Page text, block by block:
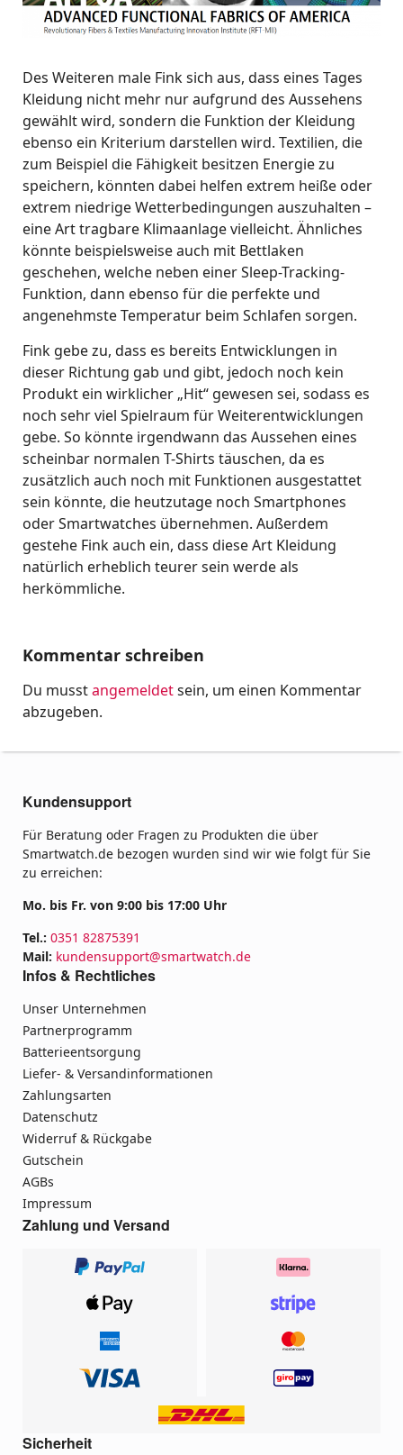
Des Weiteren male Fink sich aus, dass eines Tages
Kleidung nicht mehr nur aufgrund des Aussehens
gewählt wird, sondern die Funktion der Kleidung
ebenso ein Kriterium darstellen wird. Textilien, die
zum Beispiel die Fähigkeit besitzen Energie zu
speichern, könnten dabei helfen extrem heiße oder
extrem niedrige Wetterbedingungen auszuhalten –
eine Art tragbare Klimaanlage vielleicht. Ähnliches
könnte beispielsweise auch mit Bettlaken
geschehen, welche neben einer Sleep-Tracking-
Funktion, dann ebenso für die perfekte und
angenehmste Temperatur beim Schlafen sorgen.
Fink gebe zu, dass es bereits Entwicklungen in
dieser Richtung gab und gibt, jedoch noch kein
Produkt ein wirklicher „Hit“ gewesen sei, sodass es
noch sehr viel Spielraum für Weiterentwicklungen
gebe. So könnte irgendwann das Aussehen eines
scheinbar normalen T-Shirts täuschen, da es
zusätzlich auch noch mit Funktionen ausgestattet
sein könnte, die heutzutage noch Smartphones
oder Smartwatches übernehmen. Außerdem
gestehe Fink auch ein, dass diese Art Kleidung
natürlich erheblich teurer sein werde als
herkömmliche.
Kommentar schreiben
Du musstangemeldetsein, um einen Kommentar
abzugeben.
Kundensupport
Für Beratung oder Fragen zu Produkten die über
Smartwatch.de bezogen wurden sind wir wie folgt für Sie
zu erreichen:
Mo. bis Fr. von 9:00 bis 17:00 Uhr
Tel.: 0351 82875391
Mail: kundensupport@smartwatch.de
Infos & Rechtliches
Unser Unternehmen
Partnerprogramm
Batterieentsorgung
Liefer- & Versandinformationen
Zahlungsarten
Datenschutz
Widerruf & Rückgabe
Gutschein
AGBs
Impressum
Zahlung und Versand
Sicherheit